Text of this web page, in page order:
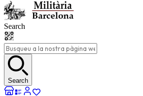
Search
Search